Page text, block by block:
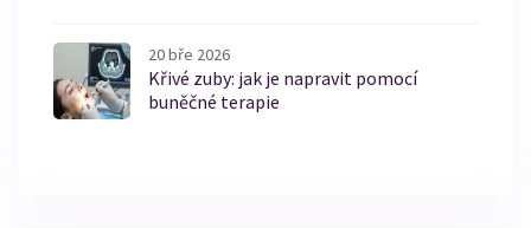
20 bře 2026
Křivé zuby: jak je napravit pomocí
buněčné terapie